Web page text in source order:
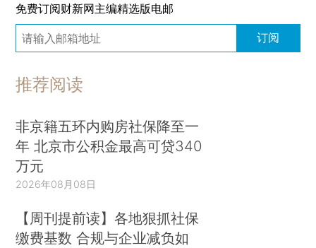
免费订阅财新网主编精选版电邮
订阅
推荐阅读
非京籍五环内购房社保降至一
年 北京市公积金最高可贷340
万元
2026年08月08日
【周刊提前读】各地狠抓社保
缴费基数 合规与企业减负如